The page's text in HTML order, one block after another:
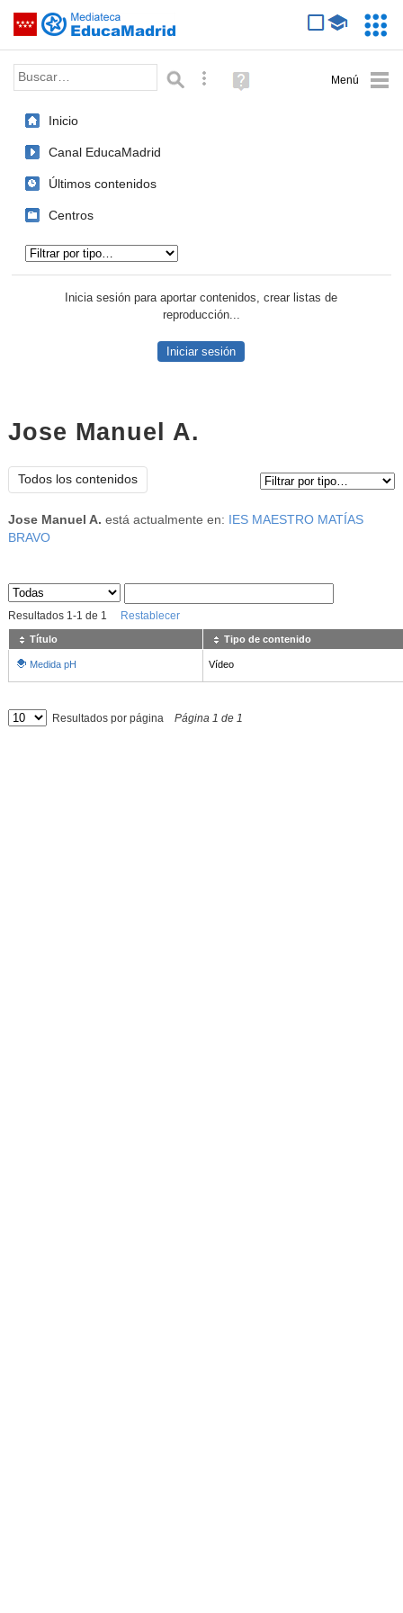
Saltar navegación
Palabra o frase: Búsqueda avanzada
Ayuda
(en
Inicio
Canal EducaMadrid
Últimos contenidos
Centros
Inicia sesión para aportar contenidos, crear listas de
reproducción...
Iniciar sesión
Jose Manuel A.
Todos los contenidos
Jose Manuel A. está actualmente en:
IES MAESTRO MATÍAS
BRAVO
Sus archivos
Resultados 1-1 de 1 Restablecer
Título Tipo de contenido
Medida pH Vídeo
Resultados por página Página 1 de 1